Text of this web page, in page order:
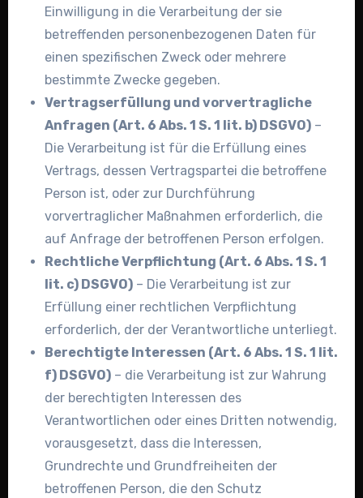
Einwilligung in die Verarbeitung der sie
betreffenden personenbezogenen Daten für
einen spezifischen Zweck oder mehrere
bestimmte Zwecke gegeben.
Vertragserfüllung und vorvertragliche
Anfragen (Art. 6 Abs. 1 S. 1 lit. b) DSGVO) –
Die Verarbeitung ist für die Erfüllung eines
Vertrags, dessen Vertragspartei die betroffene
Person ist, oder zur Durchführung
vorvertraglicher Maßnahmen erforderlich, die
auf Anfrage der betroffenen Person erfolgen.
Rechtliche Verpflichtung (Art. 6 Abs. 1 S. 1
lit. c) DSGVO) – Die Verarbeitung ist zur
Erfüllung einer rechtlichen Verpflichtung
erforderlich, der der Verantwortliche unterliegt.
Berechtigte Interessen (Art. 6 Abs. 1 S. 1 lit.
f) DSGVO) – die Verarbeitung ist zur Wahrung
der berechtigten Interessen des
Verantwortlichen oder eines Dritten notwendig,
vorausgesetzt, dass die Interessen,
Grundrechte und Grundfreiheiten der
betroffenen Person, die den Schutz